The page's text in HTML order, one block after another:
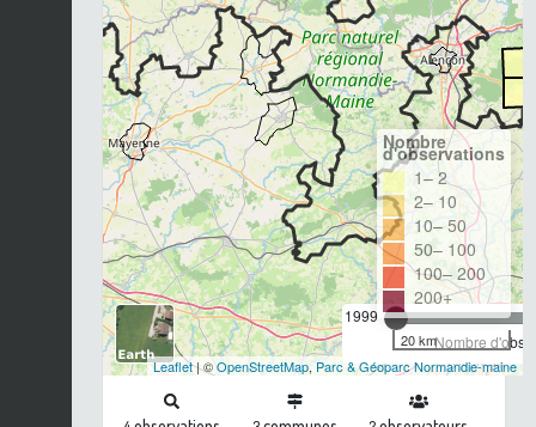
1999
Nombre
Nombre
d'observations
1– 2
2– 10
10– 50
50– 100
100– 200
200+
20 km
Leaflet| ©OpenStreetMap, Parc & Géoparc Normandie-maine